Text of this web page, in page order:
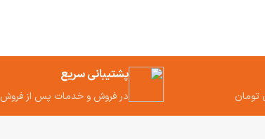
پشتیبانی سریع
در فروش و خدمات پس از فروش